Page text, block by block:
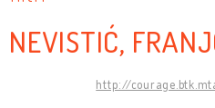
NEVISTIĆ,
http://